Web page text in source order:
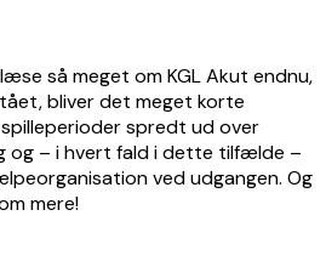
så meget om KGL Akut endnu,
bliver det meget korte
spredt ud over
og – i hvert fald i dette tilfælde –
ved udgangen. Og
mere!